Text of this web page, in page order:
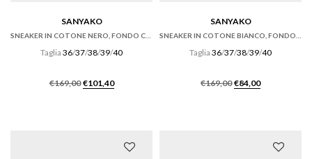
SANYAKO
SNEAKER IN COTONE NERO, FONDO CASSETTA
Taglia 36/37/38/39/40
€169,00 Il
€101,40Il
SANYAKO
SNEAKER IN COTONE BIANCO, FONDO CASSETTA
Taglia 36/37/38/39/40
€169,00 Il
€84,00Il